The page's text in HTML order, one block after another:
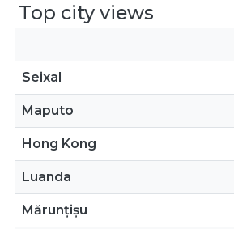
Top city views
Seixal
Maputo
Hong Kong
Luanda
Mărunțișu